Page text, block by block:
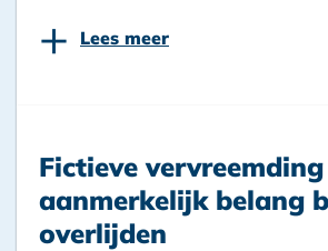
+ Lees meer
Fictieve vervreemding
aanmerkelijk belang
overlijden